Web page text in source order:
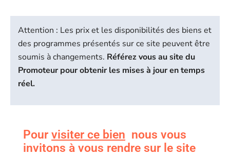
Attention : Les prix et les disponibilités des biens et
des programmes présentés sur ce site peuvent être
soumis à changements. Référez vous au site du
Promoteur pour obtenir les mises à jour en temps
réel.
Pour visiter ce bien nous vous
invitons à vous rendre sur le site